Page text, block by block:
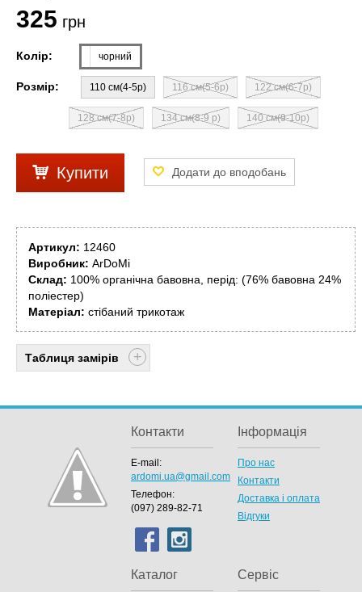
325 грн
Колір: чорний
Розмір: 110 см(4-5р) 116 см(5-6р) 122 см(6-7р)
128 см(7-8р) 134 см(8-9 р) 140 см(9-10р)
Купити
Артикул: 12460
Виробник: ArDoMi
Склад: 100% органічна бавовна, перід: (76% бавовна 24%
поліестер)
Матеріал: стібаний трикотаж
Таблиця замірів
Контакти
E-mail:
ardomi.ua@gmail.com
Телефон:
(097) 289-82-71
Інформація
Про нас
Контакти
Доставка і оплата
Відгуки
Каталог Сервіс